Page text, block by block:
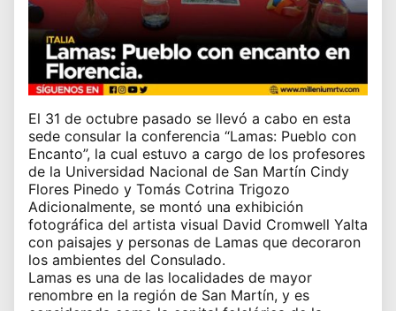
El 31 de octubre pasado se llevó a cabo en esta
sede consular la conferencia “Lamas: Pueblo con
Encanto”, la cual estuvo a cargo de los profesores
de la Universidad Nacional de San Martín Cindy
Flores Pinedo y Tomás Cotrina Trigozo
Adicionalmente, se montó una exhibición
fotográfica del artista visual David Cromwell Yalta
con paisajes y personas de Lamas que decoraron
los ambientes del Consulado.
Lamas es una de las localidades de mayor
renombre en la región de San Martín, y es